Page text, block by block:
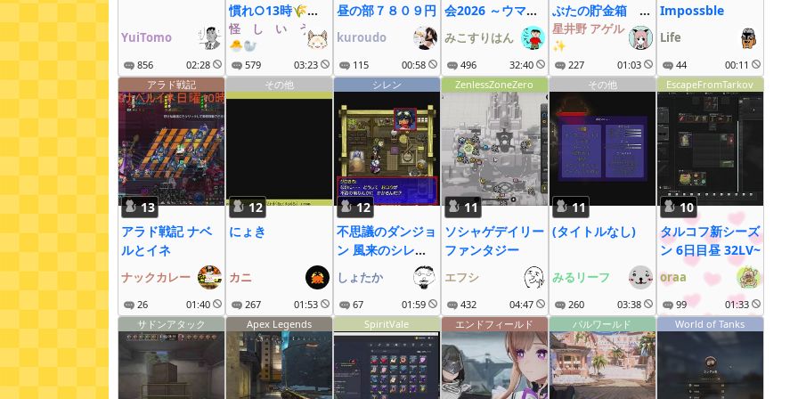
YuiTomo
856 02:28
慣れ○13時🌾→
🍲H→N16時くら
いまで
怪゚し゚い゚う゚な゚ぎ゚
🐣🦭
579 03:23
昼の部７８０９円
kuroudo
115 00:58
会2026 ～ウマ娘
も大疾走にゃ～
みこすりはん
496 32:40
ぶたの貯金箱 ｂ
ろたろ JSP3
星井野 アゲル
✨
227 01:03
Impossble
Life
44
00:11
アラド戦記
13
アラド戦記 ナベ
ルとイネ
ナックカレー
26 01:40
その他
12
にょき
カニ
267 01:53
シレン
12
不思議のダンジョ
ン 風来のシレン
5plus フォーチュ
ンタワーと運命の
ダイス(steam)
(ストーリー) #1
しょたか
67 01:59
ZenlessZoneZero
11
ソシャゲデイリー
ファンタジー
エフシ
432 04:47
その他
11
(タイトルなし)
みるリーフ
260 03:38
EscapeFromTarkov
10
タルコフ新シーズ
ン 6日目昼 32LV~
oraa
99
01:33
サドンアタック
Apex Legends SpiritVale エンドフィールド パルワールド World of Tanks